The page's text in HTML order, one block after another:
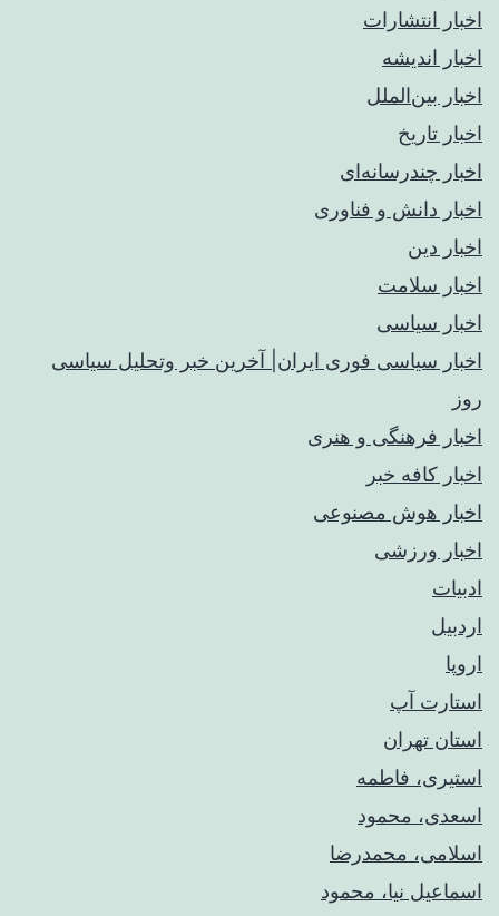
اخبار انتشارات
اخبار اندیشه
اخبار بین‌الملل
اخبار تاریخ
اخبار چندرسانه‌ای
اخبار دانش و فناوری
اخبار دین
اخبار سلامت
اخبار سیاسی
اخبار سیاسی فوری ایران| آخرین خبر وتحلیل سیاسی
روز
اخبار فرهنگی و هنری
اخبار کافه خبر
اخبار هوش مصنوعی
اخبار ورزشی
ادبیات
اردبیل
اروپا
استارت آپ
استان تهران
استیری، فاطمه
اسعدی، محمود
اسلامی، محمدرضا
اسماعیل نیا، محمود